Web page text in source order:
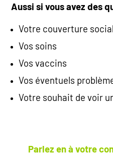
Aussi si vous avez des
Votre couverture
Vos soins
Vos vaccins
Vos éventuels
Votre souhait de voir
Parlez en à votre